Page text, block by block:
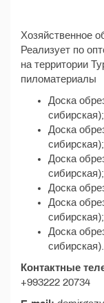
Хозяйственное
Реализует по
на территории
пиломатериалы
Доска
сибирская);
Доска
сибирская);
Доска
сибирская);
Доска
Доска
сибирская);
Доска
сибирская).
Контактные
+993222 20734